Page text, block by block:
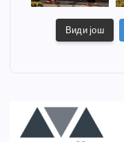
Види још